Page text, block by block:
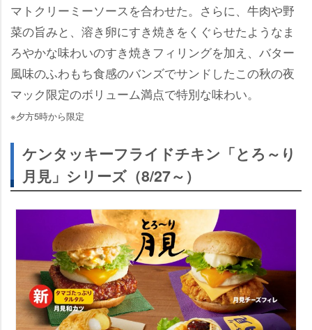
マトクリーミーソースを合わせた。さらに、牛肉や野
菜の旨みと、溶き卵にすき焼きをくぐらせたようなま
ろやかな味わいのすき焼きフィリングを加え、バター
風味のふわもち食感のバンズでサンドしたこの秋の夜
マック限定のボリューム満点で特別な味わい。
※夕方5時から限定
ケンタッキーフライドチキン「とろ～り
月見」シリーズ（8/27～）